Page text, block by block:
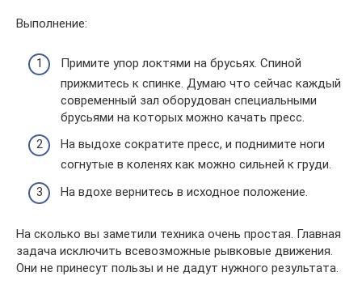
Выполнение:
Примите упор локтями на брусьях. Спиной
прижмитесь к спинке. Думаю что сейчас каждый
современный зал оборудован специальными
брусьями на которых можно качать пресс.
На выдохе сократите пресс, и поднимите ноги
согнутые в коленях как можно сильней к груди.
На вдохе вернитесь в исходное положение.
На сколько вы заметили техника очень простая. Главная
задача исключить всевозможные рывковые движения.
Они не принесут пользы и не дадут нужного результата.